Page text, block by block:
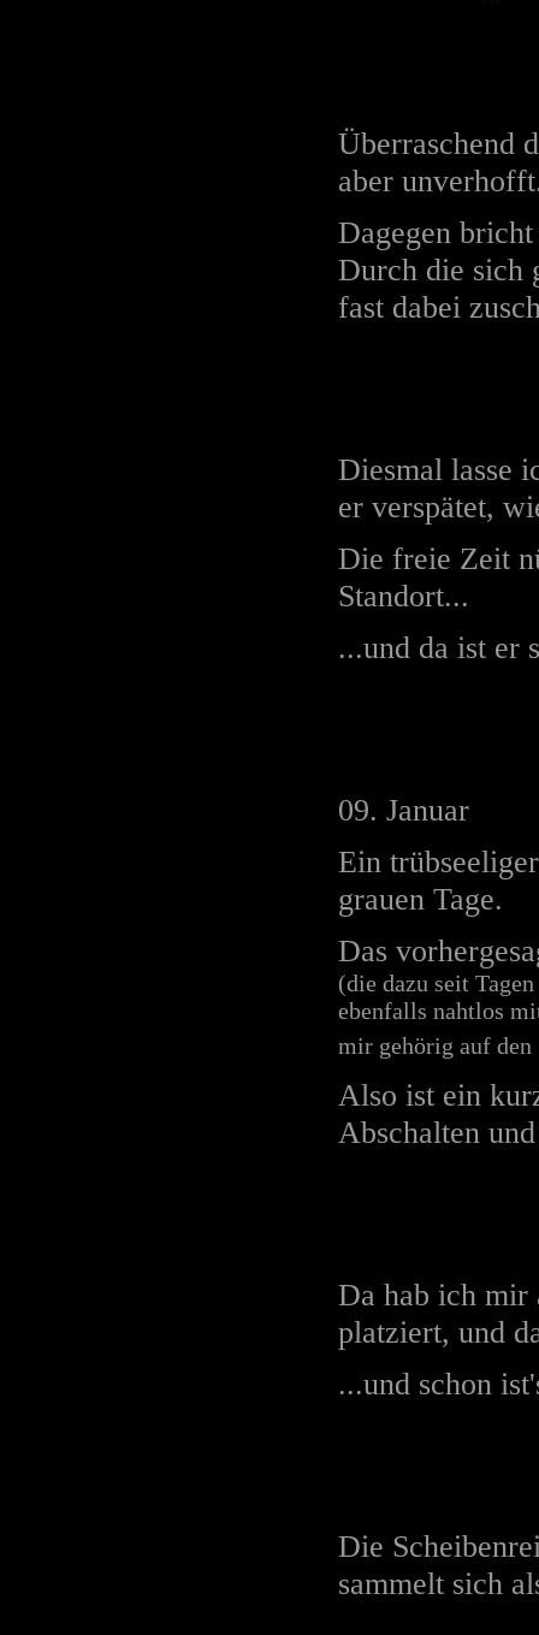
Überraschend
aber
Dagegen
Durch die sich
fast dabei
Diesmal lasse
er verspätet,
Die freie Zeit
Standort...
...und da ist er
09. Januar
Ein
grauen Tage.
Das
(die dazu seit
ebenfalls nahtlos
mir gehörig auf den
Also ist ein
Abschalten
Da hab ich mir
platziert, und
...und schon
Die
sammelt sich